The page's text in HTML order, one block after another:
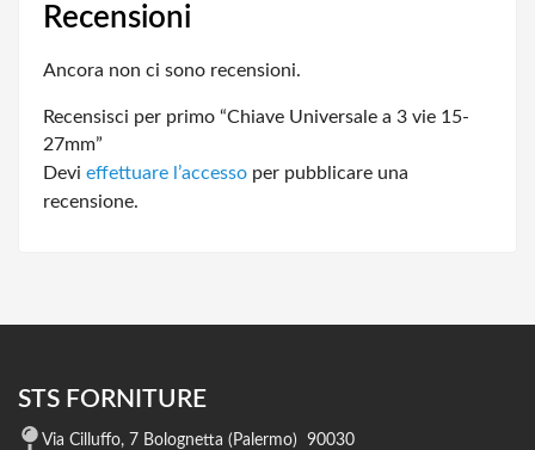
Recensioni
Ancora non ci sono recensioni.
Recensisci per primo “Chiave Universale a 3 vie 15-
27mm”
Devi effettuare l’accesso per pubblicare una
recensione.
STS FORNITURE
Via Cilluffo, 7 Bolognetta (Palermo) 90030